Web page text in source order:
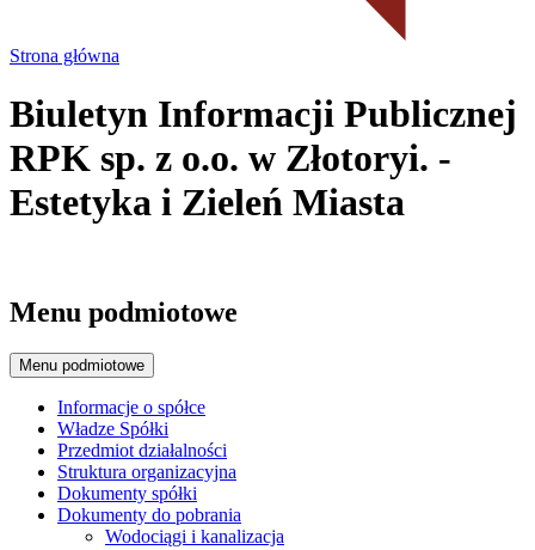
Strona główna
Biuletyn Informacji Publicznej
RPK sp. z o.o. w Złotoryi. -
Estetyka i Zieleń Miasta
Menu podmiotowe
Menu podmiotowe
Informacje o spółce
Władze Spółki
Przedmiot działalności
Struktura organizacyjna
Dokumenty spółki
Dokumenty do pobrania
Wodociągi i kanalizacja